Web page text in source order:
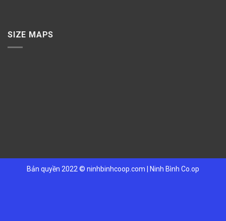
SIZE MAPS
Bản quyền 2022 © ninhbinhcoop.com Ninh Bình Co.op